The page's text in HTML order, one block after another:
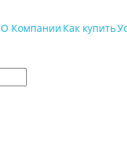
О Компании Как купить